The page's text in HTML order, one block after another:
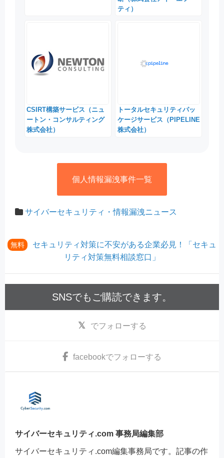
ティ）
CSIRT構築サービス（ニュ
ートン・コンサルティング
株式会社）
トータルセキュリティパッ
ケージサービス（PIPELINE
株式会社）
個人情報漏洩事件一覧
サイバーセキュリティ・情報漏洩ニュース
無料
セキュリティ対策に不安がある企業必見！「セキュ
リティ対策無料相談窓口」
SNSでもご購読できます。
でフォローする
facebookでフォローする
サイバーセキュリティ.com 事務局編集部
サイバーセキュリティ.com編集事務局です。記事の作